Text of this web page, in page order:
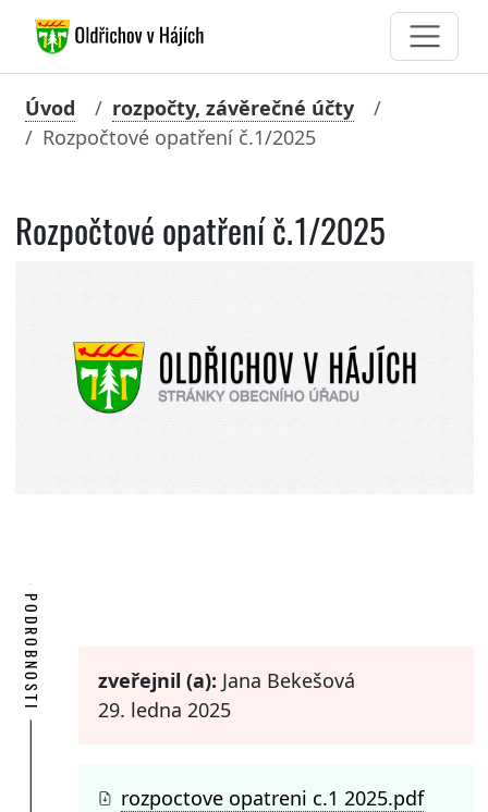
Úvod
rozpočty, závěrečné účty
Rozpočtové opatření č.1/2025
Rozpočtové opatření č.1/2025
PODROBNOSTI zveřejnil (a): Jana Bekešová
29. ledna 2025
rozpoctove opatreni c.1 2025.pdf